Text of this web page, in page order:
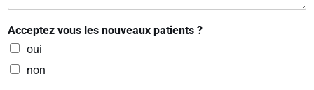
Acceptez vous les nouveaux patients ?
oui
non